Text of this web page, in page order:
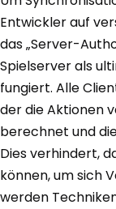
Entwickler auf
das „Server-
Spielserver als
fungiert. Alle
der die Aktionen
berechnet und
Dies verhindert,
können, um sich
werden